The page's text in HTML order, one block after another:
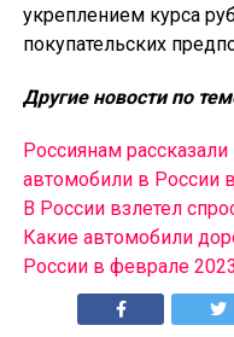
укреплением курса
покупательских
Другие новости по
Россиянам
автомобили в России
В России взлетел
Какие автомобили
России в феврале